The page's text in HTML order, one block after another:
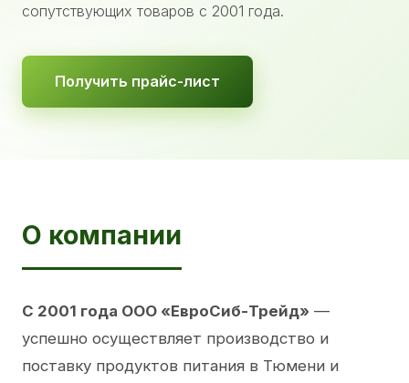
сопутствующих товаров с 2001 года.
Получить прайс-лист
О компании
С 2001 года ООО «ЕвроСиб-Трейд» —
успешно осуществляет производство и
поставку продуктов питания в Тюмени и